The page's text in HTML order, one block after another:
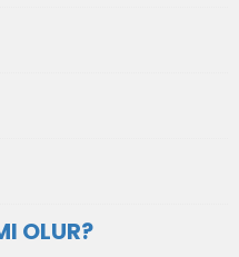
OLUR?